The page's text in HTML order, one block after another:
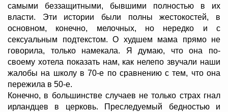
самыми беззащитными, бывшими полностью в их
власти. Эти истории были полны жестокостей, в
основном, конечно, мелочных, но нередко и с
сексуальным подтекстом. О худшем мама прямо не
говорила, только намекала. Я думаю, что она по-
своему хотела показать нам, как нелепо звучали наши
жалобы на школу в 70-е по сравнению с тем, что она
пережила в 50-е.
Конечно, в большинстве случаев не только страх гнал
ирландцев в церковь. Преследуемый бедностью и